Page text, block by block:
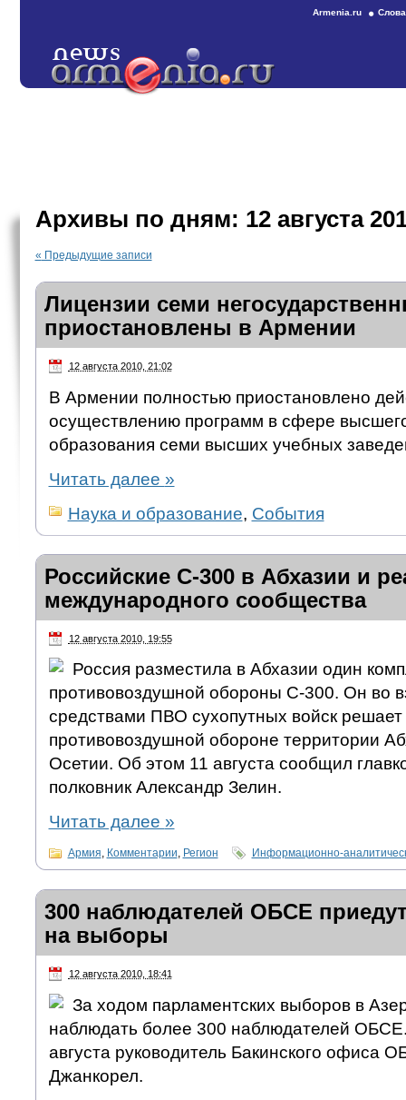
Armenia.ru
Архивы по дням: 12 августа
« Предыдущие записи
Лицензии семи
приостановлены в Армении
12 августа 2010, 21:02
В Армении полностью приостановлено
осуществлению программ в сфере
образования семи высших учебных
Читать далее »
Наука и образование, События
Российские С-300 в Абхазии и
международного сообщества
12 августа 2010, 19:55
Россия разместила в Абхазии один
противовоздушной обороны С-300. Он во
средствами ПВО сухопутных войск решает
противовоздушной обороне территории
Осетии. Об этом 11 августа сообщил
полковник Александр Зелин.
Читать далее »
Армия, Комментарии, Регион Информационно-
300 наблюдателей ОБСЕ
на выборы
12 августа 2010, 18:41
За ходом парламентских выборов в
наблюдать более 300 наблюдателей
августа руководитель Бакинского офиса
Джанкорел.